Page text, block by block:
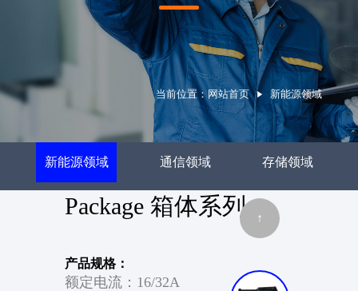
新能源领域 通信领域 存储领域
消费类电子 医疗领域
当前位置：网站首页 新能源领域
Package 箱体系列
产品规格：
额定电流：16/32A
↑